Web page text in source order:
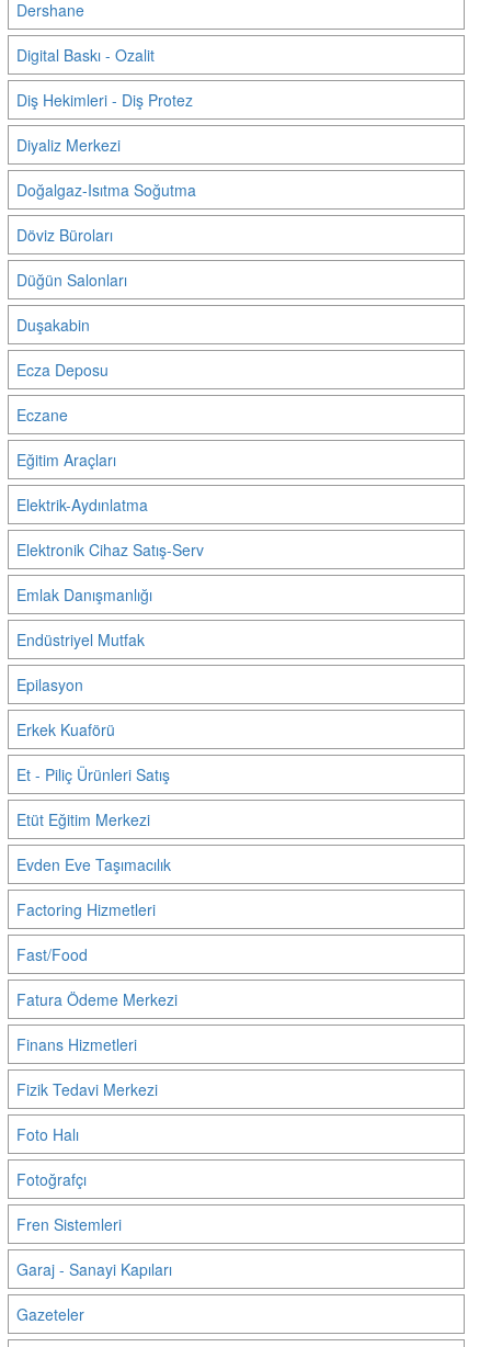
Dershane
Digital Baskı - Ozalit
Diş Hekimleri - Diş Protez
Diyaliz Merkezi
Doğalgaz-Isıtma Soğutma
Döviz Büroları
Düğün Salonları
Duşakabin
Ecza Deposu
Eczane
Eğitim Araçları
Elektrik-Aydınlatma
Elektronik Cihaz Satış-Serv
Emlak Danışmanlığı
Endüstriyel Mutfak
Epilasyon
Erkek Kuaförü
Et - Piliç Ürünleri Satış
Etüt Eğitim Merkezi
Evden Eve Taşımacılık
Factoring Hizmetleri
Fast/Food
Fatura Ödeme Merkezi
Finans Hizmetleri
Fizik Tedavi Merkezi
Foto Halı
Fotoğrafçı
Fren Sistemleri
Garaj - Sanayi Kapıları
Gazeteler